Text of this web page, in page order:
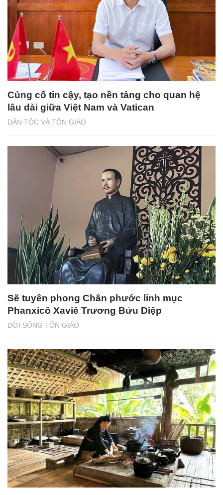
DÂN TỘC VÀ TÔN GIÁO
Củng cố tin cậy, tạo nền tảng cho quan hệ
lâu dài giữa Việt Nam và Vatican
ĐỜI SỐNG TÔN GIÁO
Sẽ tuyên phong Chân phước linh mục
Phanxicô Xaviê Trương Bửu Diệp